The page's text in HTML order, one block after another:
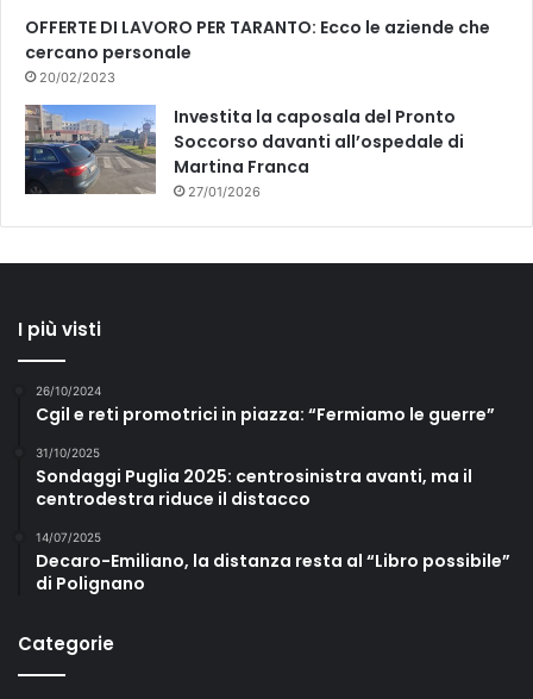
OFFERTE DI LAVORO PER TARANTO: Ecco le aziende che
cercano personale
20/02/2023
Investita la caposala del Pronto
Soccorso davanti all’ospedale di
Martina Franca
27/01/2026
I più visti
26/10/2024
Cgil e reti promotrici in piazza: “Fermiamo le guerre”
31/10/2025
Sondaggi Puglia 2025: centrosinistra avanti, ma il
centrodestra riduce il distacco
14/07/2025
Decaro-Emiliano, la distanza resta al “Libro possibile”
di Polignano
Categorie